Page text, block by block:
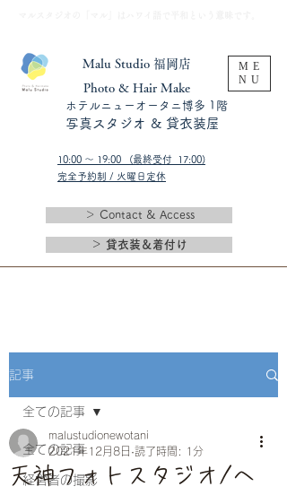
Malu Studio 福岡店
＞ Contact & Access
ME
NU
10:00 〜 19:00 (最終受付 17:00)​
完全予約制 / 火曜日定休
​Photo & Hair Make
​ホテルニューオータニ博多 1階
​写真スタジオ & 貸衣装屋
＞ 貸衣装＆着付け
記事
全ての記事
経営者の撮影
全ての記事
天神フォトスタジオ/ヘ
malustudionewotani
2021年12月8日 読了時間: 1分